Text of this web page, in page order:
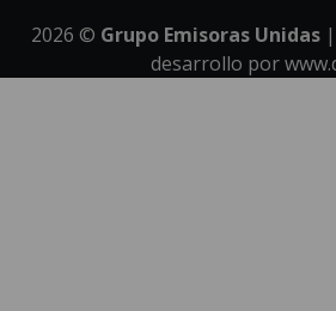
2026 © Grupo Emisoras Unidas|
desarrollo por